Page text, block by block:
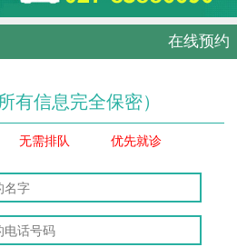
在线预约
所有信息完全保密）
无需排队 优先就诊